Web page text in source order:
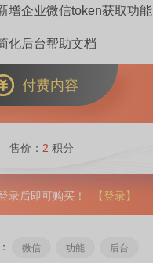
增企业微信token获取功能
化后台帮助文档
付费内容
售价： 2 积分
录后即可购买！ 【登录】
微信 功能 后台